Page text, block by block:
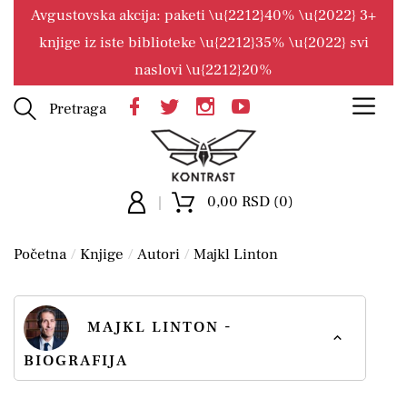
Avgustovska akcija: paketi \u{2212}40% \u{2022} 3+
knjige iz iste biblioteke \u{2212}35% \u{2022} svi
naslovi \u{2212}20%
Pretraga
0,00 RSD (0)
Početna Knjige Autori Majkl Linton
MAJKL LINTON -
BIOGRAFIJA